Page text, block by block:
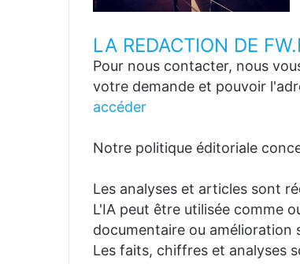
LA REDACTION DE
Pour nous contacter, nous
votre demande et pouvoir
accéder
Notre politique éditoriale
Les analyses et articles sont
L'IA peut être utilisée comme
documentaire ou amélioration
Les faits, chiffres et analyses